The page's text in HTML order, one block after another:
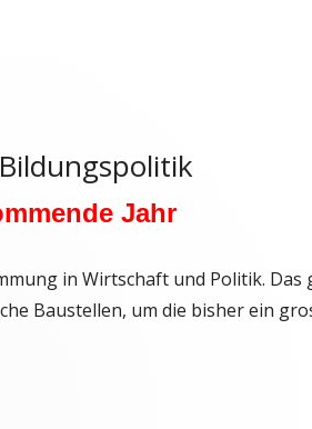
Jahr
in Wirtschaft und Politik. Das
Baustellen, um die bisher ein
vom 14. Dezember 2025"